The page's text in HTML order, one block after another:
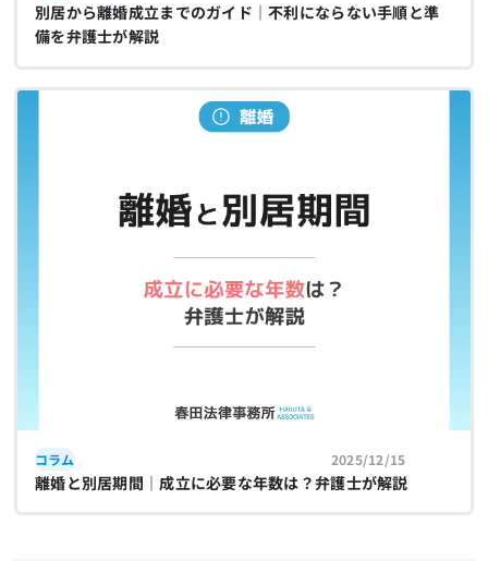
別居から離婚成立までのガイド｜不利にならない手順と準
備を弁護士が解説
コラム 2025/12/15
離婚と別居期間｜成立に必要な年数は？弁護士が解説